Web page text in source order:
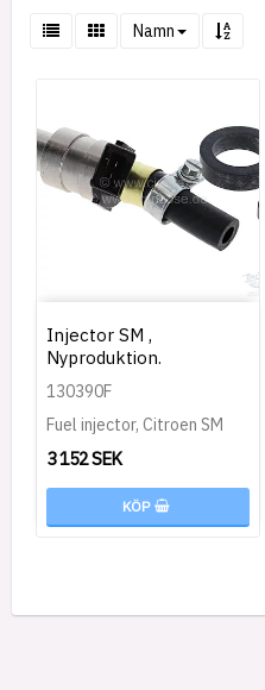
Namn
Injector SM ,
Nyproduktion.
130390F
Fuel injector, Citroen SM
3 152 SEK
KÖP